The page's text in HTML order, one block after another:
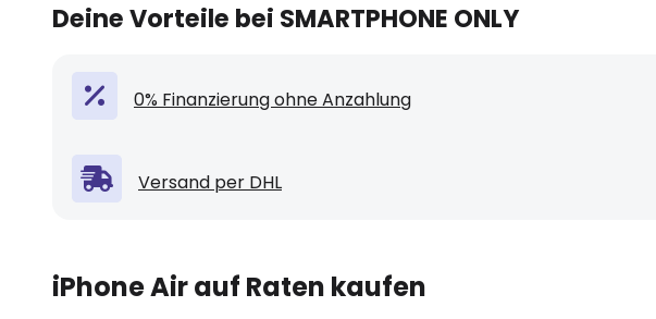
Deine Vorteile bei SMARTPHONE ONLY
0% Finanzierung ohne Anzahlung
Versand per DHL
iPhone Air auf Raten kaufen